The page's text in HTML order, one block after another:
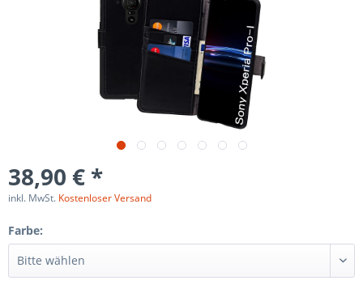
38,90 € *
inkl. MwSt. Kostenloser Versand
Farbe: